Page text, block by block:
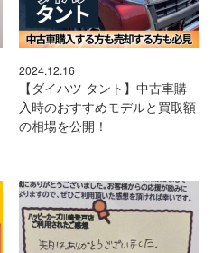
2024.12.16
【ダイハツ タント】中古車購
入時のおすすめモデルと買取額
の相場を公開！